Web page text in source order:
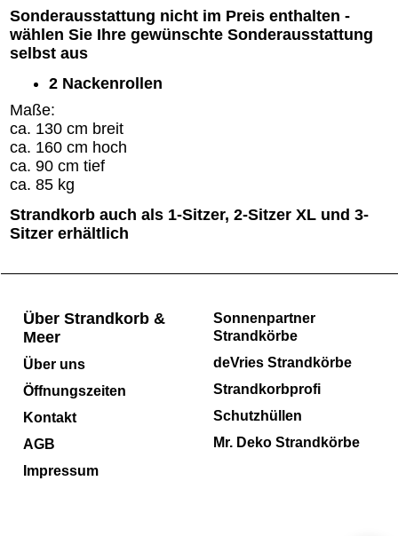
Sonderausstattung nicht im Preis enthalten -
wählen Sie Ihre gewünschte Sonderausstattung
selbst aus
2 Nackenrollen
Maße:
ca. 130 cm breit
ca. 160 cm hoch
ca. 90 cm tief
ca. 85 kg
Strandkorb auch als 1-Sitzer, 2-Sitzer XL und 3-
Sitzer erhältlich
Sonnenpartner
Strandkörbe
deVries Strandkörbe
Strandkorbprofi
Schutzhüllen
Mr. Deko Strandkörbe
Über Strandkorb &
Meer
Über uns
Öffnungszeiten
Kontakt
AGB
Impressum